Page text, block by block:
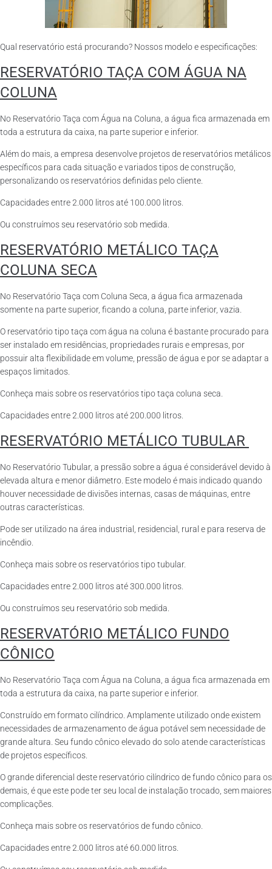
Qual reservatório está procurando? Nossos modelo e especificações:
RESERVATÓRIO TAÇA COM ÁGUA NA
COLUNA
No Reservatório Taça com Água na Coluna, a água fica armazenada em
toda a estrutura da caixa, na parte superior e inferior.
Além do mais, a empresa desenvolve projetos de reservatórios metálicos
específicos para cada situação e variados tipos de construção,
personalizando os reservatórios definidas pelo cliente.
Capacidades entre 2.000 litros até 100.000 litros.
Ou construímos seu reservatório sob medida.
RESERVATÓRIO METÁLICO TAÇA
COLUNA SECA
No Reservatório Taça com Coluna Seca, a água fica armazenada
somente na parte superior, ficando a coluna, parte inferior, vazia.
O reservatório tipo taça com água na coluna é bastante procurado para
ser instalado em residências, propriedades rurais e empresas, por
possuir alta flexibilidade em volume, pressão de água e por se adaptar a
espaços limitados.
Conheça mais sobre os reservatórios tipo taça coluna seca.
Capacidades entre 2.000 litros até 200.000 litros.
RESERVATÓRIO METÁLICO TUBULAR
No Reservatório Tubular, a pressão sobre a água é considerável devido à
elevada altura e menor diâmetro. Este modelo é mais indicado quando
houver necessidade de divisões internas, casas de máquinas, entre
outras características.
Pode ser utilizado na área industrial, residencial, rural e para reserva de
incêndio.
Conheça mais sobre os reservatórios tipo tubular.
Capacidades entre 2.000 litros até 300.000 litros.
Ou construímos seu reservatório sob medida.
RESERVATÓRIO METÁLICO FUNDO
CÔNICO
No Reservatório Taça com Água na Coluna, a água fica armazenada em
toda a estrutura da caixa, na parte superior e inferior.
Construído em formato cilíndrico. Amplamente utilizado onde existem
necessidades de armazenamento de água potável sem necessidade de
grande altura. Seu fundo cônico elevado do solo atende características
de projetos específicos.
O grande diferencial deste reservatório cilíndrico de fundo cônico para os
demais, é que este pode ter seu local de instalação trocado, sem maiores
complicações.
Conheça mais sobre os reservatórios de fundo cônico.
Capacidades entre 2.000 litros até 60.000 litros.